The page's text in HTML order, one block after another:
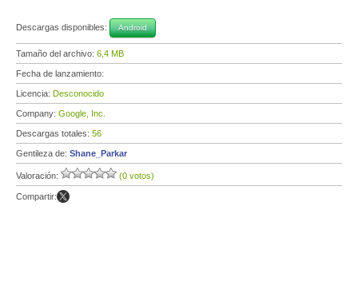
Descargas disponibles: Android
Tamaño del archivo: 6,4 MB
Fecha de lanzamiento:
Licencia: Desconocido
Company: Google, Inc.
Descargas totales: 56
Gentileza de: Shane_Parkar
Valoración: (0 votos)
Compartir: